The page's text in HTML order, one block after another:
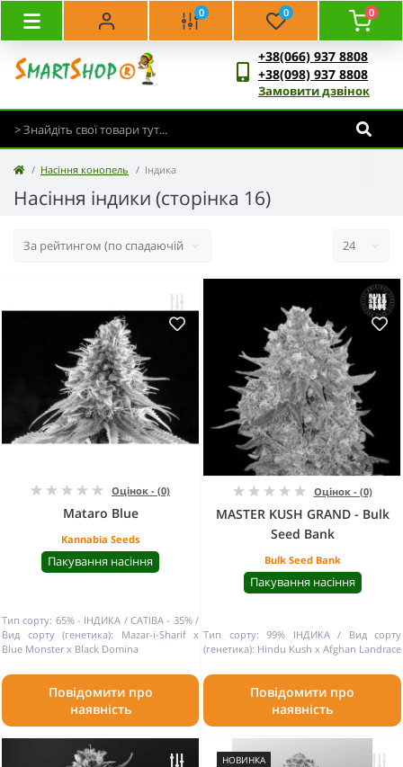
0 0 0
+38(066) 937 8808
+38(098) 937 8808
Замовити дзвінок
Насіння конопель Індика
Насіння індики (сторінка 16)
Оцінок - (0)
Mataro Blue
Kannabia Seeds
Пакування насіння
Тип сорту: 65% - ІНДИКА / САТІВА - 35%
Вид сорту (генетика):
Mazar-i-Sharif x
Blue Monster x Black Domina
Повідомити про
наявність
Оцінок - (0)
MASTER KUSH GRAND - Bulk
Seed Bank
Bulk Seed Bank
Пакування насіння
Тип сорту: 99% ІНДИКА
Вид сорту
(генетика): Hindu Kush x Afghan Landrace
Повідомити про
наявність
НОВИНКА